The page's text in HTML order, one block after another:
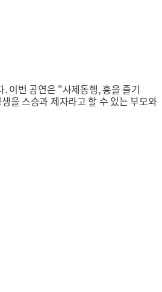
이번 공연은 “사제동행, 흥을 즐기
을 스승과 제자라고 할 수 있는 부모와